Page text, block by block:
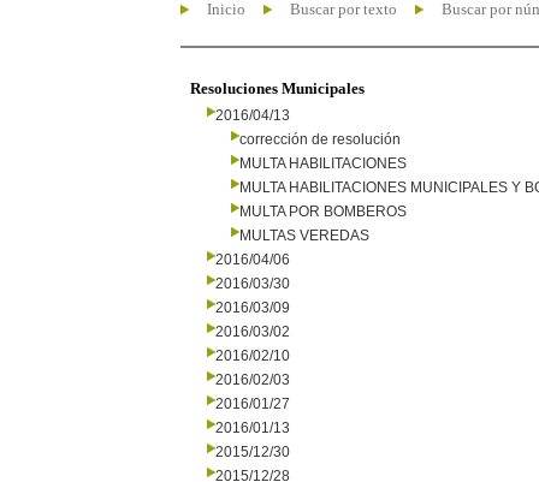
Inicio Buscar por texto Buscar por
Resoluciones Municipales
2016/04/13
corrección de resolución
MULTA HABILITACIONES
MULTA HABILITACIONES MUNICIPALES Y
MULTA POR BOMBEROS
MULTAS VEREDAS
2016/04/06
2016/03/30
2016/03/09
2016/03/02
2016/02/10
2016/02/03
2016/01/27
2016/01/13
2015/12/30
2015/12/28